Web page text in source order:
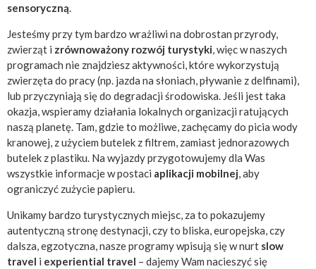
sensoryczną
Jesteśmy przy tym bardzo wrażliwi na dobrostan przyrody,
zwierząt i zrównoważony rozwój turystyki , więc w naszych
programach nie znajdziesz aktywności, które wykorzystują
zwierzęta do pracy (np. jazda na słoniach, pływanie z delfinami),
lub przyczyniają się do degradacji środowiska. Jeśli jest taka
okazja, wspieramy działania lokalnych organizacji ratujących
naszą planetę. Tam, gdzie to możliwe, zachęcamy do picia wody
kranowej, z użyciem butelek z filtrem, zamiast jednorazowych
butelek z plastiku. Na wyjazdy przygotowujemy dla Was
wszystkie informacje w postaci aplikacji mobilnej , aby
ograniczyć zużycie papieru.
Unikamy bardzo turystycznych miejsc, za to pokazujemy
autentyczną stronę destynacji, czy to bliska, europejska, czy
dalsza, egzotyczna, nasze programy wpisują się w nurt slow
travel i experiential travel – dajemy Wam nacieszyć się